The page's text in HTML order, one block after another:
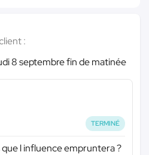
:
8 septembre fin de matinée
TERMINÉ
l influence empruntera ?